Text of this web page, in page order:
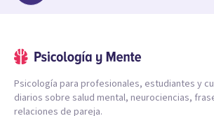
Psicología para profesionales, estudiantes y
diarios sobre salud mental, neurociencias,
relaciones de pareja.